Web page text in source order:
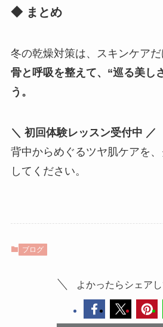
◆ まとめ
冬の乾燥対策は、スキンケアだ
骨と呼吸を整えて、“巡る美し
う。
＼ 初回体験レッスン受付中 ／
背中からめぐるツヤ肌ケアを
してください。
ブログ
よかったらシェアし